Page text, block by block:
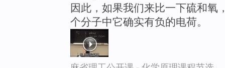
因此，如果我们来比一下硫和氧
个分子中它确实有负的电荷。